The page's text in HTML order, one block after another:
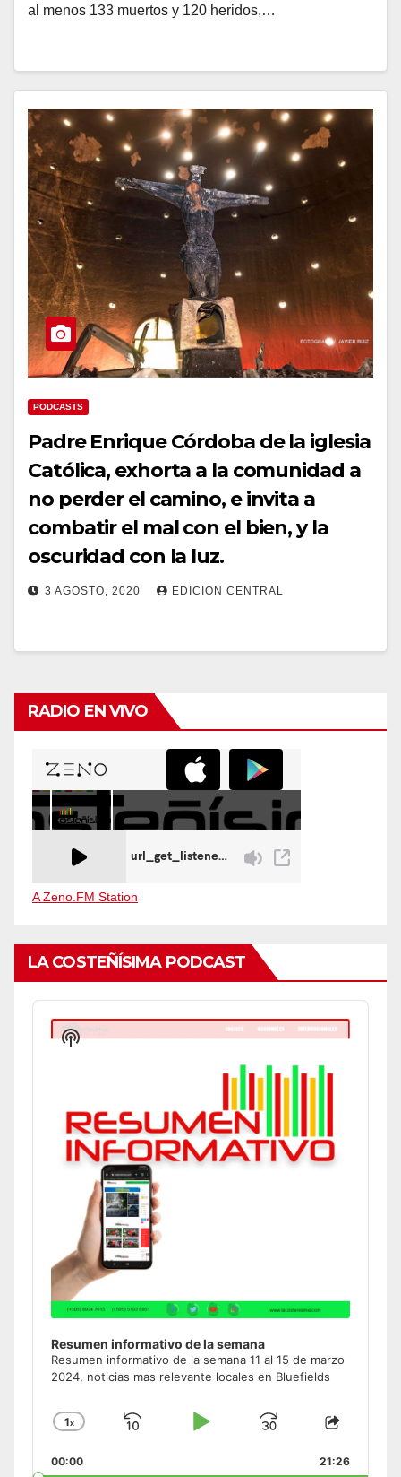
al menos 133 muertos y 120 heridos,…
PODCASTS
Padre Enrique Córdoba de la iglesia
Católica, exhorta a la comunidad a
no perder el camino, e invita a
combatir el mal con el bien, y la
oscuridad con la luz.
3 AGOSTO, 2020 EDICION CENTRAL
RADIO EN VIVO
A Zeno.FM Station
LA COSTEÑÍSIMA PODCAST
Audio
Player
Resumen informativo de la semana
Resumen informativo de la semana 11 al 15 de marzo
2024, noticias mas relevante locales en Bluefields
Change
Rate
1x
Skip
Play
Jump
Forward
Share
Episode
00:00 21:26
Show